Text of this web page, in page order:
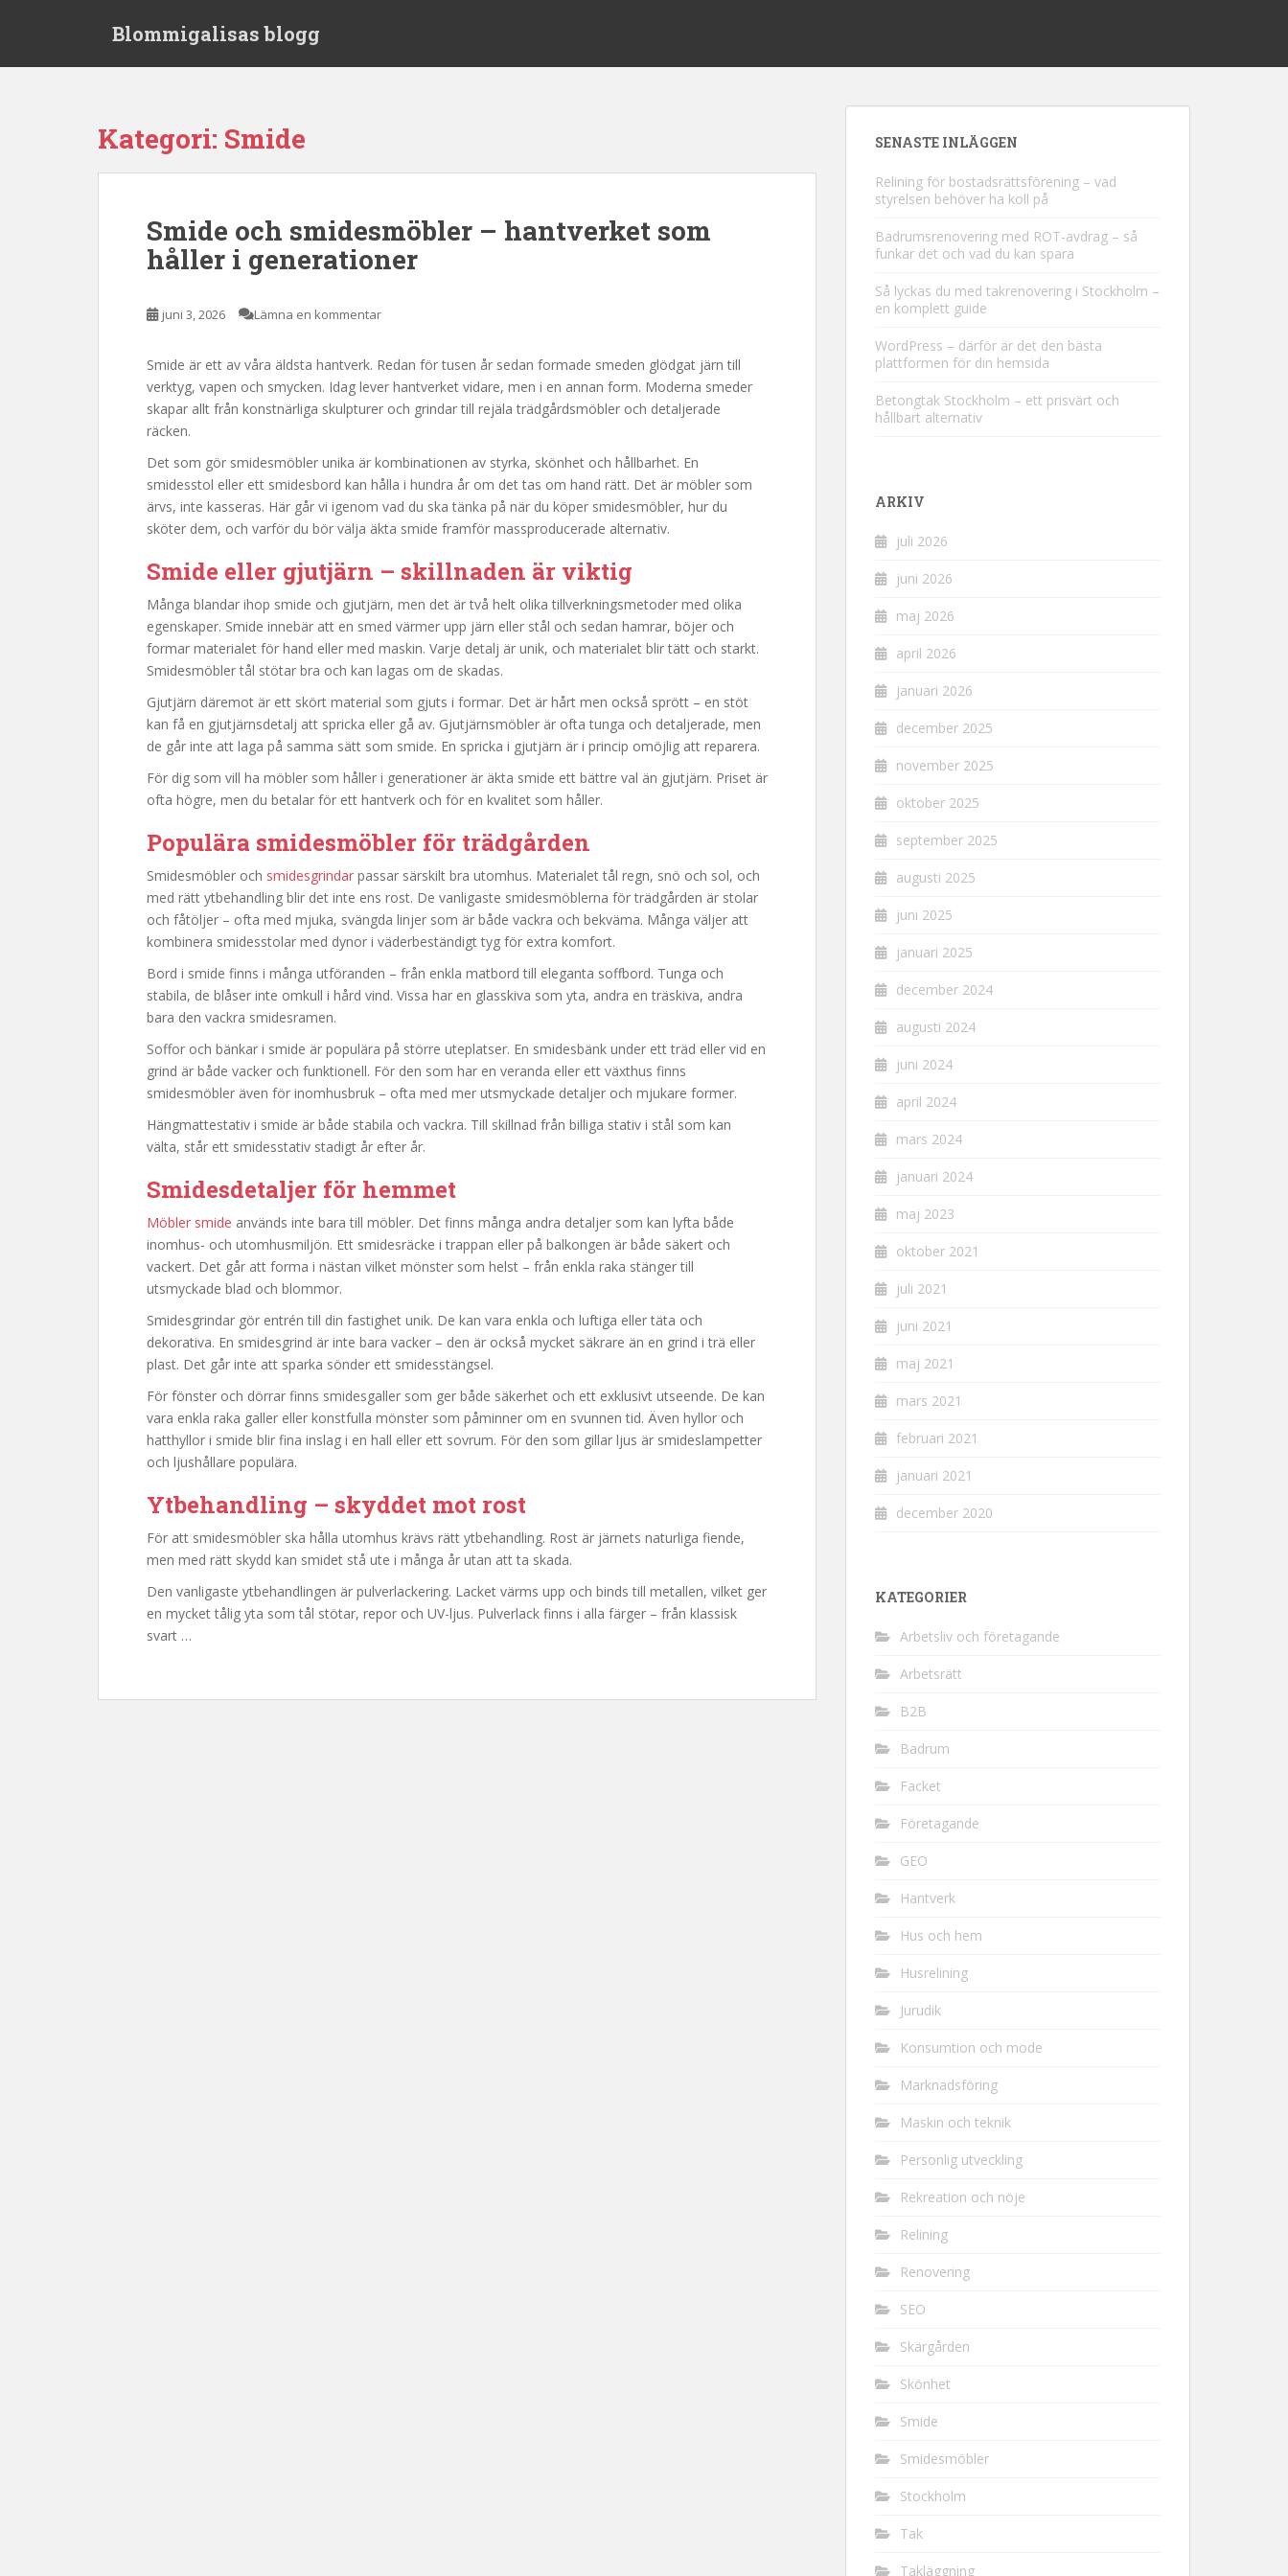
Blommigalisas blogg
Kategori: Smide
Smide och smidesmöbler – hantverket som
håller i generationer
juni 3, 2026 Lämna en kommentar
Smide är ett av våra äldsta hantverk. Redan för tusen år sedan formade smeden glödgat järn till
verktyg, vapen och smycken. Idag lever hantverket vidare, men i en annan form. Moderna smeder
skapar allt från konstnärliga skulpturer och grindar till rejäla trädgårdsmöbler och detaljerade
räcken.
Det som gör smidesmöbler unika är kombinationen av styrka, skönhet och hållbarhet. En
smidesstol eller ett smidesbord kan hålla i hundra år om det tas om hand rätt. Det är möbler som
ärvs, inte kasseras. Här går vi igenom vad du ska tänka på när du köper smidesmöbler, hur du
sköter dem, och varför du bör välja äkta smide framför massproducerade alternativ.
Smide eller gjutjärn – skillnaden är viktig
Många blandar ihop smide och gjutjärn, men det är två helt olika tillverkningsmetoder med olika
egenskaper. Smide innebär att en smed värmer upp järn eller stål och sedan hamrar, böjer och
formar materialet för hand eller med maskin. Varje detalj är unik, och materialet blir tätt och starkt.
Smidesmöbler tål stötar bra och kan lagas om de skadas.
Gjutjärn däremot är ett skört material som gjuts i formar. Det är hårt men också sprött – en stöt
kan få en gjutjärnsdetalj att spricka eller gå av. Gjutjärnsmöbler är ofta tunga och detaljerade, men
de går inte att laga på samma sätt som smide. En spricka i gjutjärn är i princip omöjlig att reparera.
För dig som vill ha möbler som håller i generationer är äkta smide ett bättre val än gjutjärn. Priset är
ofta högre, men du betalar för ett hantverk och för en kvalitet som håller.
Populära smidesmöbler för trädgården
Smidesmöbler och smidesgrindar passar särskilt bra utomhus. Materialet tål regn, snö och sol, och
med rätt ytbehandling blir det inte ens rost. De vanligaste smidesmöblerna för trädgården är stolar
och fåtöljer – ofta med mjuka, svängda linjer som är både vackra och bekväma. Många väljer att
kombinera smidesstolar med dynor i väderbeständigt tyg för extra komfort.
Bord i smide finns i många utföranden – från enkla matbord till eleganta soffbord. Tunga och
stabila, de blåser inte omkull i hård vind. Vissa har en glasskiva som yta, andra en träskiva, andra
bara den vackra smidesramen.
Soffor och bänkar i smide är populära på större uteplatser. En smidesbänk under ett träd eller vid en
grind är både vacker och funktionell. För den som har en veranda eller ett växthus finns
smidesmöbler även för inomhusbruk – ofta med mer utsmyckade detaljer och mjukare former.
Hängmattestativ i smide är både stabila och vackra. Till skillnad från billiga stativ i stål som kan
välta, står ett smidesstativ stadigt år efter år.
Smidesdetaljer för hemmet
Möbler smide används inte bara till möbler. Det finns många andra detaljer som kan lyfta både
inomhus- och utomhusmiljön. Ett smidesräcke i trappan eller på balkongen är både säkert och
vackert. Det går att forma i nästan vilket mönster som helst – från enkla raka stänger till
utsmyckade blad och blommor.
Smidesgrindar gör entrén till din fastighet unik. De kan vara enkla och luftiga eller täta och
dekorativa. En smidesgrind är inte bara vacker – den är också mycket säkrare än en grind i trä eller
plast. Det går inte att sparka sönder ett smidesstängsel.
För fönster och dörrar finns smidesgaller som ger både säkerhet och ett exklusivt utseende. De kan
vara enkla raka galler eller konstfulla mönster som påminner om en svunnen tid. Även hyllor och
hatthyllor i smide blir fina inslag i en hall eller ett sovrum. För den som gillar ljus är smideslampetter
och ljushållare populära.
Ytbehandling – skyddet mot rost
För att smidesmöbler ska hålla utomhus krävs rätt ytbehandling. Rost är järnets naturliga fiende,
men med rätt skydd kan smidet stå ute i många år utan att ta skada.
Den vanligaste ytbehandlingen är pulverlackering. Lacket värms upp och binds till metallen, vilket ger
en mycket tålig yta som tål stötar, repor och UV-ljus. Pulverlack finns i alla färger – från klassisk
svart …
SENASTE INLÄGGEN
Relining för bostadsrättsförening – vad
styrelsen behöver ha koll på
Badrumsrenovering med ROT-avdrag – så
funkar det och vad du kan spara
Så lyckas du med takrenovering i Stockholm –
en komplett guide
WordPress – därför är det den bästa
plattformen för din hemsida
Betongtak Stockholm – ett prisvärt och
hållbart alternativ
ARKIV
juli 2026
juni 2026
maj 2026
april 2026
januari 2026
december 2025
november 2025
oktober 2025
september 2025
augusti 2025
juni 2025
januari 2025
december 2024
augusti 2024
juni 2024
april 2024
mars 2024
januari 2024
maj 2023
oktober 2021
juli 2021
juni 2021
maj 2021
mars 2021
februari 2021
januari 2021
december 2020
KATEGORIER
Arbetsliv och företagande
Arbetsrätt
B2B
Badrum
Facket
Företagande
GEO
Hantverk
Hus och hem
Husrelining
Jurudik
Konsumtion och mode
Marknadsföring
Maskin och teknik
Personlig utveckling
Rekreation och nöje
Relining
Renovering
SEO
Skärgården
Skönhet
Smide
Smidesmöbler
Stockholm
Tak
Takläggning